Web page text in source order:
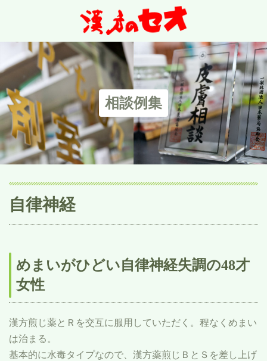
相談例集
自律神経
めまいがひどい自律神経失調の48才
女性
漢方煎じ薬とＲを交互に服用していただく。程なくめまい
は治まる。
基本的に水毒タイプなので、漢方薬煎じＢとＳを差し上げ